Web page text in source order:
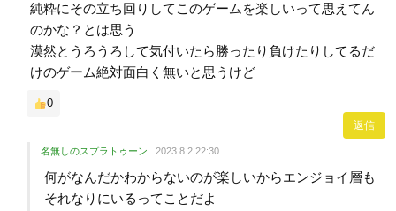
純粋にその立ち回りしてこのゲームを楽しいって思えてん
のかな？とは思う
漠然とうろうろして気付いたら勝ったり負けたりしてるだ
けのゲーム絶対面白く無いと思うけど
0
返信
名無しのスプラトゥーン 2023.8.2 22:30
何がなんだかわからないのが楽しいからエンジョイ層も
それなりにいるってことだよ